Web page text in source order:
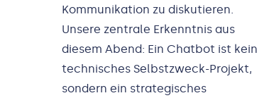
Kommunikation zu diskutieren.
Unsere zentrale Erkenntnis aus
diesem Abend: Ein Chatbot ist kein
technisches Selbstzweck-Projekt,
sondern ein strategisches